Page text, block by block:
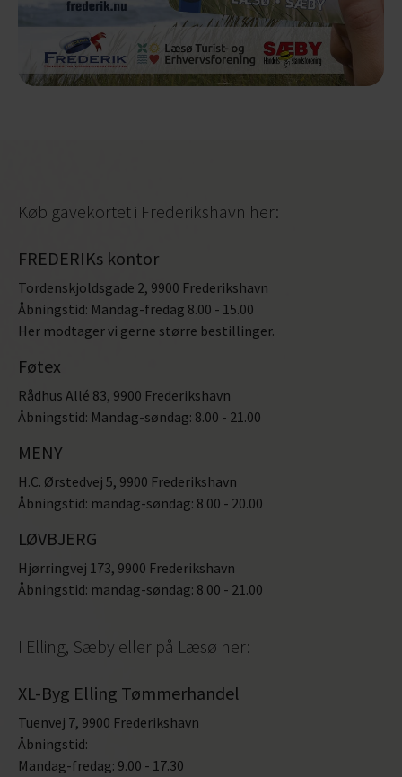
Køb gavekortet i Frederikshavn her:
FREDERIKs kontor
Tordenskjoldsgade 2, 9900 Frederikshavn
Åbningstid: Mandag-fredag 8.00 - 15.00
Her modtager vi gerne større bestillinger.
Føtex
Rådhus Allé 83, 9900 Frederikshavn
Åbningstid: Mandag-søndag: 8.00 - 21.00
MENY
H.C. Ørstedvej 5, 9900 Frederikshavn
Åbningstid: mandag-søndag: 8.00 - 20.00
LØVBJERG
Hjørringvej 173, 9900 Frederikshavn
Åbningstid: mandag-søndag: 8.00 - 21.00
I Elling, Sæby eller på Læsø her:
XL-Byg Elling Tømmerhandel
Tuenvej 7, 9900 Frederikshavn
Åbningstid:
Mandag-fredag: 9.00 - 17.30